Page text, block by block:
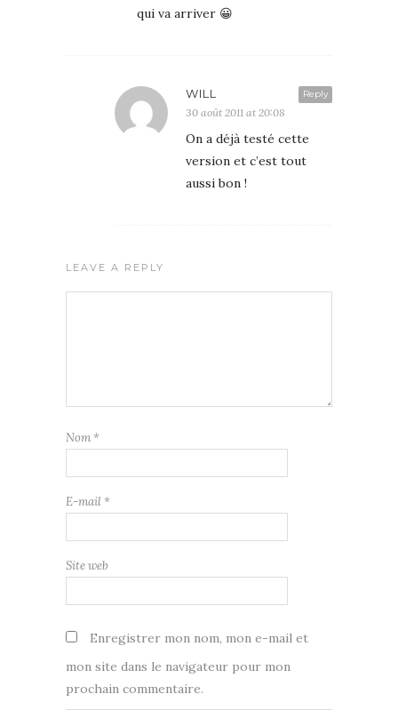
qui va arriver 😀
Reply
WILL
30 août 2011 at 20:08
On a déjà testé cette
version et c’est tout
aussi bon !
LEAVE A REPLY
Nom *
E-mail *
Site web
Enregistrer mon nom, mon e-mail et
mon site dans le navigateur pour mon
prochain commentaire.